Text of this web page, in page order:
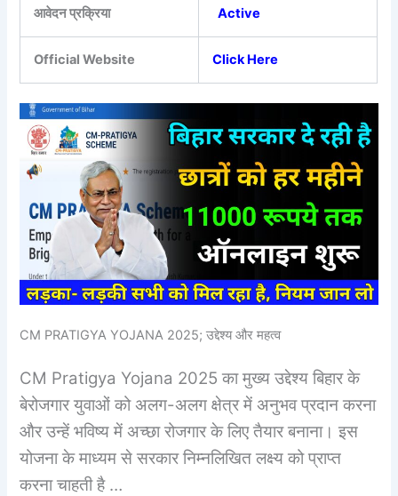
आवेदन प्रक्रिया Active
Official Website Click Here
CM PRATIGYA YOJANA 2025; उद्देश्य और महत्व
CM Pratigya Yojana 2025 का मुख्य उद्देश्य बिहार के
बेरोजगार युवाओं को अलग-अलग क्षेत्र में अनुभव प्रदान करना
और उन्हें भविष्य में अच्छा रोजगार के लिए तैयार बनाना। इस
योजना के माध्यम से सरकार निम्नलिखित लक्ष्य को प्राप्त
करना चाहती है …